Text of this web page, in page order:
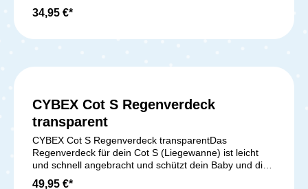
einer Menge von 500 ml. Er lässt sich am Schiebebügel
anbringen und bietet jederzeit einen einfachen Zugriff
passend für alle Bugaboo Kinderwagen Modelle
34,95 €*
CYBEX Cot S Regenverdeck
transparent
CYBEX Cot S Regenverdeck transparentDas
Regenverdeck für dein Cot S (Liegewanne) ist leicht
und schnell angebracht und schützt dein Baby und die
Wanne vor Regen und Wind. Lieferumfang: 1x Cybex
49,95 €*